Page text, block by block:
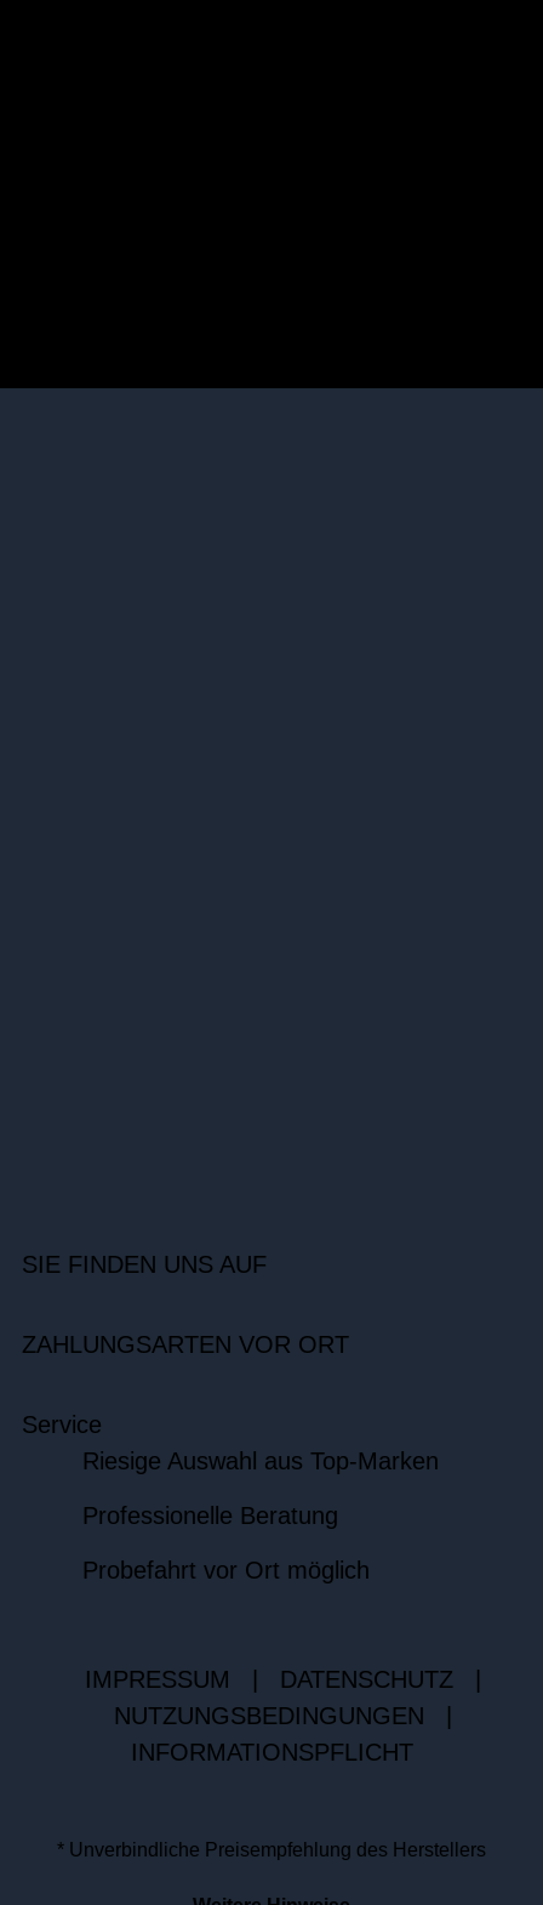
SIE FINDEN UNS AUF
ZAHLUNGSARTEN VOR ORT
Service
Riesige Auswahl aus Top-Marken
Professionelle Beratung
Probefahrt vor Ort möglich
IMPRESSUM DATENSCHUTZ
NUTZUNGSBEDINGUNGEN
INFORMATIONSPFLICHT
* Unverbindliche Preisempfehlung des Herstellers